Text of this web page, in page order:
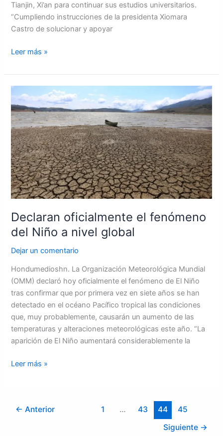
Tianjin, Xi’an para continuar sus estudios universitarios.
“Cumpliendo instrucciones de la presidenta Xiomara
Castro de solucionar y apoyar
Leer más »
Declaran oficialmente el fenómeno
del Niño a nivel global
Dejar un comentario
Hondumedioshn. La Organización Meteorológica Mundial
(OMM) declaró hoy oficialmente el fenómeno de El Niño
tras confirmar que por primera vez en siete años se han
detectado en el océano Pacífico tropical las condiciones
que, muy probablemente, causarán un aumento de las
temperaturas y alteraciones meteorológicas este año. “La
aparición de El Niño aumentará considerablemente la
oficialmente
el
fenómeno
del
Niño
a
nivel
global
Leer más »
← Anterior 1 … 43 44
45
Siguiente →